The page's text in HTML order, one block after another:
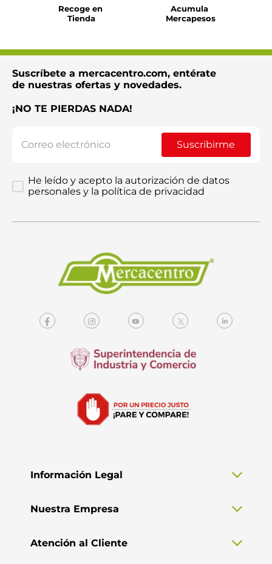
Enviar comentario
Recoge en
Tienda
Acumula
Mercapesos
Suscríbete a mercacentro.com, entérate
de nuestras ofertas y novedades.
¡NO TE PIERDAS NADA!
Suscribirme
He leído y acepto la autorización de datos
personales y la política de privacidad
Información Legal
Nuestra Empresa
Atención al Cliente